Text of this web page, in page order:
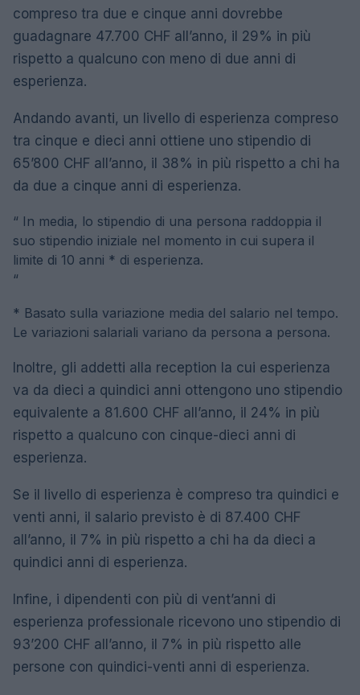
compreso tra due e cinque anni dovrebbe
guadagnare 47.700 CHF all’anno, il 29% in più
rispetto a qualcuno con meno di due anni di
esperienza.
Andando avanti, un livello di esperienza compreso
tra cinque e dieci anni ottiene uno stipendio di
65’800 CHF all’anno, il 38% in più rispetto a chi ha
da due a cinque anni di esperienza.
“ In media, lo stipendio di una persona raddoppia il
suo stipendio iniziale nel momento in cui supera il
limite di 10 anni * di esperienza.
“
* Basato sulla variazione media del salario nel tempo.
Le variazioni salariali variano da persona a persona.
Inoltre, gli addetti alla reception la cui esperienza
va da dieci a quindici anni ottengono uno stipendio
equivalente a 81.600 CHF all’anno, il 24% in più
rispetto a qualcuno con cinque-dieci anni di
esperienza.
Se il livello di esperienza è compreso tra quindici e
venti anni, il salario previsto è di 87.400 CHF
all’anno, il 7% in più rispetto a chi ha da dieci a
quindici anni di esperienza.
Infine, i dipendenti con più di vent’anni di
esperienza professionale ricevono uno stipendio di
93’200 CHF all’anno, il 7% in più rispetto alle
persone con quindici-venti anni di esperienza.